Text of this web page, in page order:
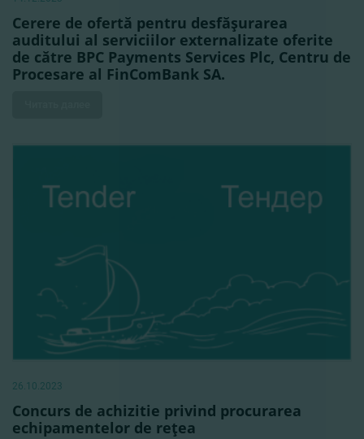
Cerere de ofertă pentru desfăşurarea
auditului al serviciilor externalizate oferite
de către BPC Payments Services Plc, Centru de
Procesare al FinComBank SA.
26.10.2023
Concurs de achizitie privind procurarea
echipamentelor de reţea